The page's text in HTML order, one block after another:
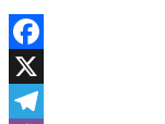
Facebook
X